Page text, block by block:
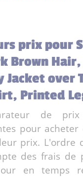
prix pour
Brown
Jacket over
Printed
de
pour acheter
prix. L'ordre
des frais de
en temps